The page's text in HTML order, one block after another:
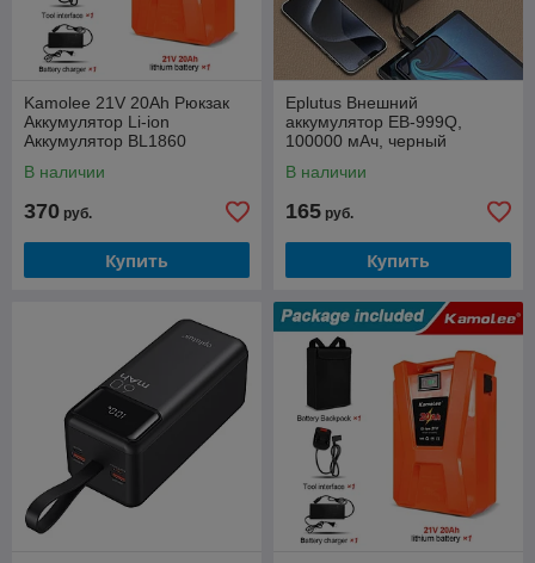
Kamolee 21V 20Ah Рюкзак
Аккумулятор Li-ion
Аккумулятор BL1860
В наличии
370 руб.
Купить
Eplutus Внешний
аккумулятор EB-999Q,
100000 мАч, черный
В наличии
165 руб.
Купить